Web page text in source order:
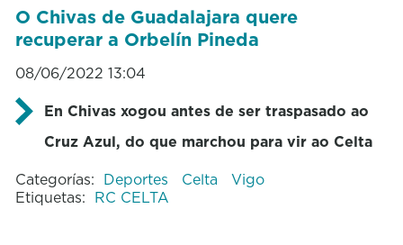
O Chivas de Guadalajara quere
recuperar a Orbelín Pineda
08/06/2022 13:04
En Chivas xogou antes de ser traspasado ao
Cruz Azul, do que marchou para vir ao Celta
Categorías: Deportes Celta
Vigo
Etiquetas: RC CELTA